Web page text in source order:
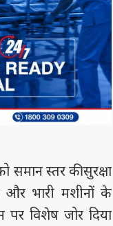
समान स्तर की सुरक्षा
और भारी मशीनों के
पर विशेष जोर दिया